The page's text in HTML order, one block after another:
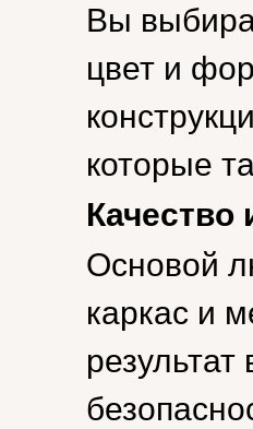
Вы
цвет и
которые
Качество
Основой
каркас и